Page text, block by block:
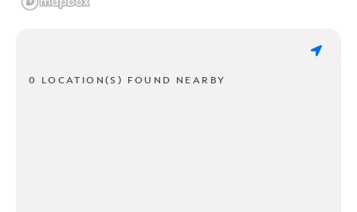
0 LOCATION(S) FOUND NEARBY